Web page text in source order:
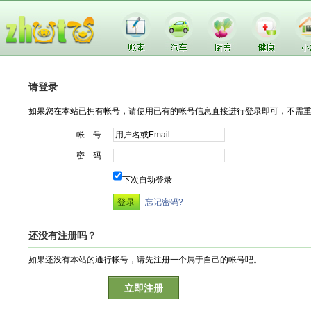
请登录
如果您在本站已拥有帐号，请使用已有的帐号信息直接进行登录即可，不需
帐 号
密 码
下次自动登录
忘记密码?
还没有注册吗？
如果还没有本站的通行帐号，请先注册一个属于自己的帐号吧。
立即注册